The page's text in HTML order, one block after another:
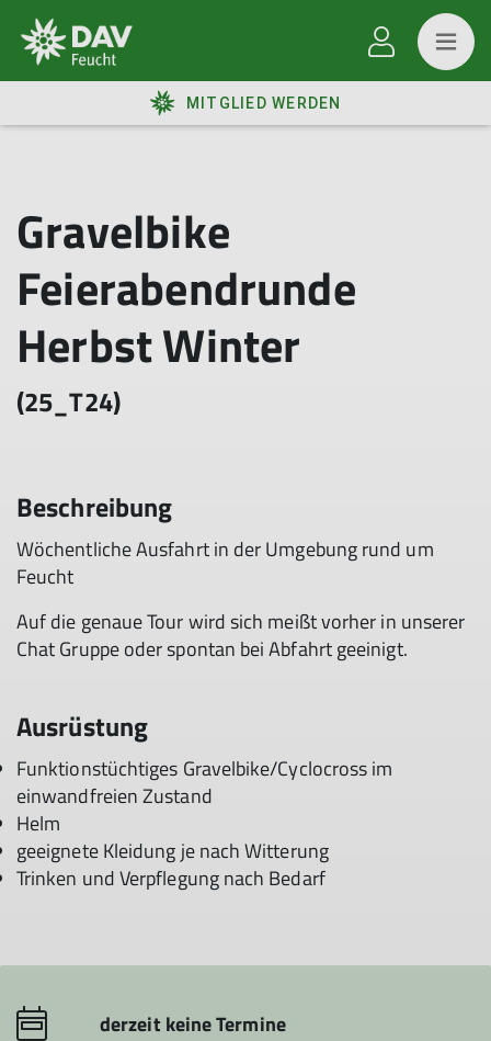
MITGLIED WERDEN
Gravelbike
Feierabendrunde
Herbst Winter
(25_T24)
Beschreibung
Wöchentliche Ausfahrt in der Umgebung rund um
Feucht
Auf die genaue Tour wird sich meißt vorher in unserer
Chat Gruppe oder spontan bei Abfahrt geeinigt.
Ausrüstung
Funktionstüchtiges Gravelbike/Cyclocross im
einwandfreien Zustand
Helm
geeignete Kleidung je nach Witterung
Trinken und Verpflegung nach Bedarf
derzeit keine Termine